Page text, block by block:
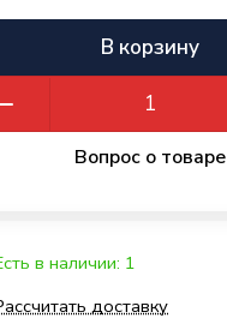
В корзину
Вопрос о товаре
в наличии: 1
доставку